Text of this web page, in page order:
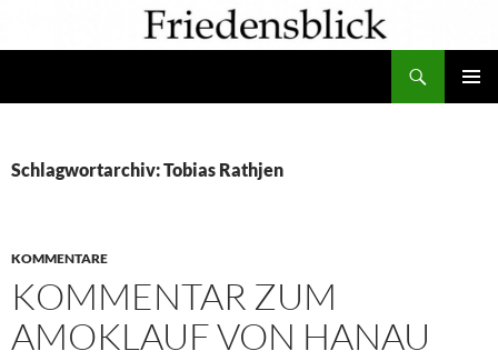
Schlagwortarchiv: Tobias Rathjen
KOMMENTARE
KOMMENTAR ZUM
AMOKLAUF VON HANAU